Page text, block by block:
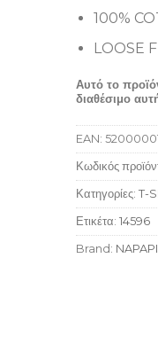
100%
LOOSE
Αυτό το
διαθέσιμο
EAN:
Κωδικός
Κατηγορίες: T-
Ετικέτα: 14596
Brand: